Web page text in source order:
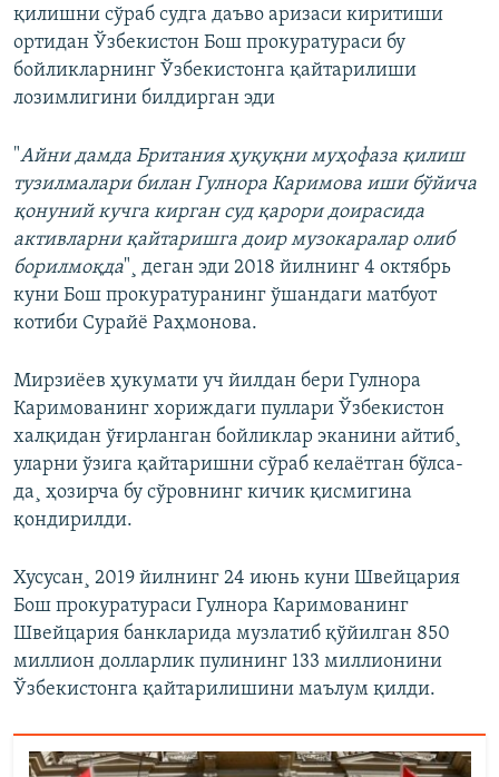
қилишни сўраб судга даъво аризаси киритиши
ортидан Ўзбекистон Бош прокуратураси бу
бойликларнинг Ўзбекистонга қайтарилиши
лозимлигини билдирган эди
"Айни дамда Британия ҳуқуқни муҳофаза қилиш
тузилмалари билан Гулнора Каримова иши бўйича
қонуний кучга кирган суд қарори доирасида
активларни қайтаришга доир музокаралар олиб
борилмоқда"¸ деган эди 2018 йилнинг 4 октябрь
куни Бош прокуратуранинг ўшандаги матбуот
котиби Сурайё Раҳмонова.
Мирзиëев ҳукумати уч йилдан бери Гулнора
Каримованинг хориждаги пуллари Ўзбекистон
халқидан ўғирланган бойликлар эканини айтиб¸
уларни ўзига қайтаришни сўраб келаëтган бўлса-
да¸ ҳозирча бу сўровнинг кичик қисмигина
қондирилди.
Хусусан¸ 2019 йилнинг 24 июнь куни Швейцария
Бош прокуратураси Гулнора Каримованинг
Швейцария банкларида музлатиб қўйилган 850
миллион долларлик пулининг 133 миллионини
Ўзбекистонга қайтарилишини маълум қилди.